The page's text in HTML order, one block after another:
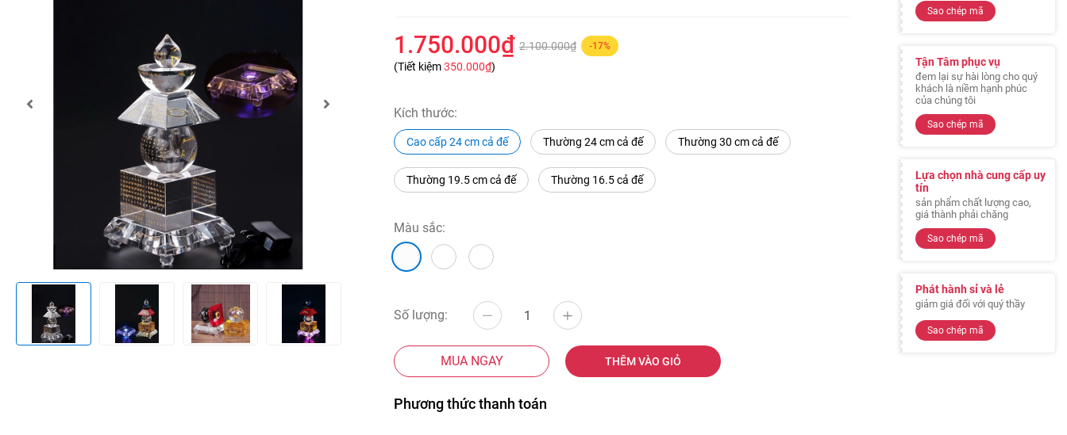
1.750.000₫ 2.100.000₫ -17%
(Tiết kiệm350.000₫)
Kích thước:
Cao cấp 24 cm cả đế Thường 24 cm cả đế Thường 30 cm cả đế
Thường 19.5 cm cả đế Thường 16.5 cả đế
Màu sắc:
Số lượng:
MUA NGAY THÊM VÀO GIỎ
Phương thức thanh toán
Sao chép mã
Tận Tâm phục vụ
đem lại sự hài lòng cho quý
khách là niềm hạnh phúc
của chúng tôi
Sao chép mã
Lựa chọn nhà cung cấp uy
tín
sản phẩm chất lượng cao,
giá thành phải chăng
Sao chép mã
Phát hành sỉ và lẻ
giảm giá đối với quý thầy
Sao chép mã